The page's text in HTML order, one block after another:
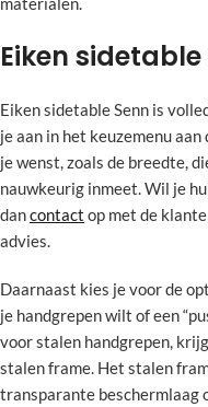
Eiken
Eiken sidetable Senn is
je aan in het keuzemenu
je wenst, zoals de breedte,
nauwkeurig inmeet. Wil je
dancontact op met de
advies.
Daarnaast kies je voor de
je handgrepen wilt of een
voor stalen handgrepen,
stalen frame. Het stalen
transparante beschermlaag